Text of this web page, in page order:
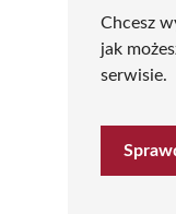
Chcesz
jak
serwisie.